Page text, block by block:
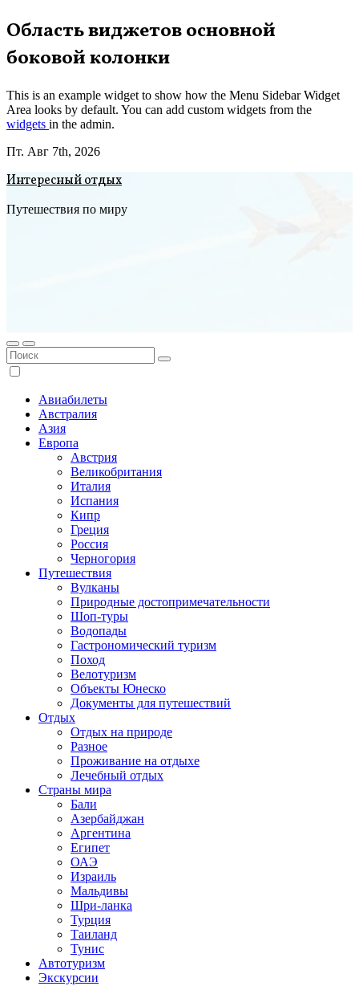
Перейти
к
содержимому
Область виджетов основной
боковой колонки
This is an example widget to show how the Menu Sidebar Widget
Area looks by default. You can add custom widgets from the
widgets in the admin.
Пт. Авг 7th, 2026
Интересный отдых
Путешествия по миру
Авиабилеты
Австралия
Азия
Европа
Австрия
Великобритания
Италия
Испания
Кипр
Греция
Россия
Черногория
Путешествия
Вулканы
Природные достопримечательности
Шоп-туры
Водопады
Гастрономический туризм
Поход
Велотуризм
Объекты Юнеско
Документы для путешествий
Отдых
Отдых на природе
Разное
Проживание на отдыхе
Лечебный отдых
Страны мира
Бали
Азербайджан
Аргентина
Египет
ОАЭ
Израиль
Мальдивы
Шри-ланка
Турция
Таиланд
Тунис
Автотуризм
Экскурсии